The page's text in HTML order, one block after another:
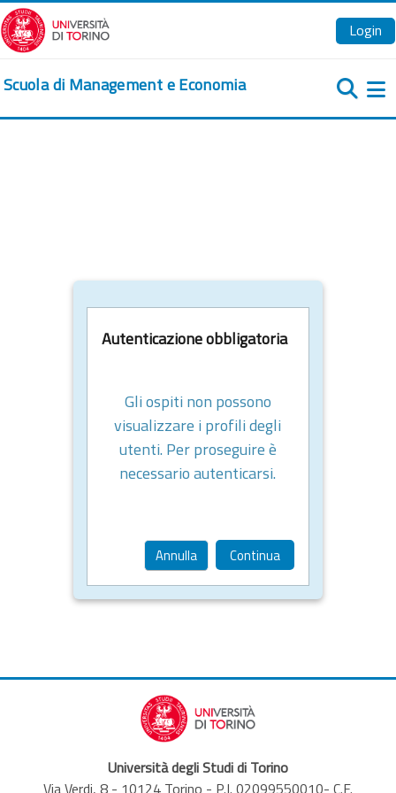
Vai al contenuto principale
Login
Scuola di Management e Economia
Autenticazione obbligatoria
Gli ospiti non possono
visualizzare i profili degli
utenti. Per proseguire è
necessario autenticarsi.
Annulla Continua
Università degli Studi di Torino
Via Verdi, 8 - 10124 Torino - P.I. 02099550010- C.F.